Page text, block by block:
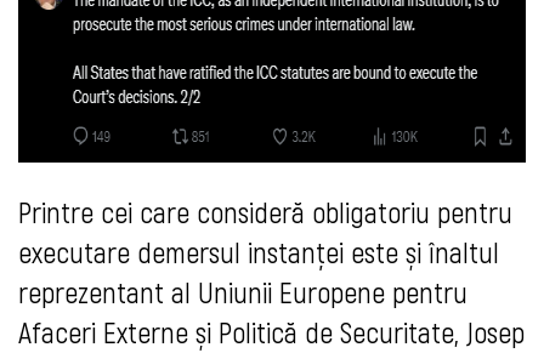
Printre cei care consideră obligatoriu pentru
executare demersul instanței este și înaltul
reprezentant al Uniunii Europene pentru
Afaceri Externe și Politică de Securitate, Josep